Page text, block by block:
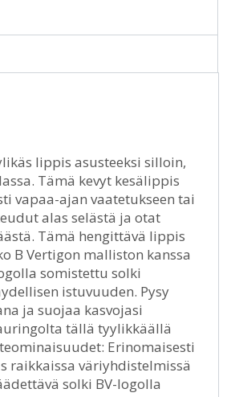
lippis asusteeksi silloin,
Tämä kevyt kesälippis
vapaa-ajan vaatetukseen tai
alas selästä ja otat
Tämä hengittävä lippis
B Vertigon malliston kanssa
somistettu solki
istuvuuden. Pysy
ja suojaa kasvojasi
tällä tyylikkäällä
Erinomaisesti
raikkaissa väriyhdistelmissä
solki BV-logolla